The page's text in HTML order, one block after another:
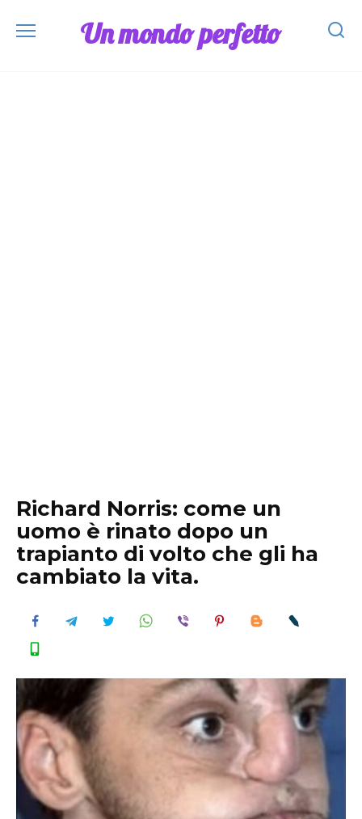
Un mondo perfetto
Richard Norris: come un
uomo è rinato dopo un
trapianto di volto che gli ha
cambiato la vita.